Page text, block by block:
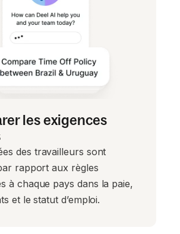
les exigences
des travailleurs sont
rapport aux règles
à chaque pays dans la paie,
et le statut d’emploi.